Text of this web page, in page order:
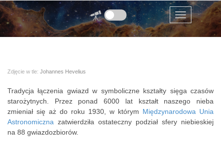
Przejdź do zawartości
Menu
Mity wsród gwiazd
Zdjęcie w tle: Johannes Hevelius
Tradycja łączenia gwiazd w symboliczne kształty sięga czasów
starożytnych. Przez ponad 6000 lat kształt naszego nieba
zmieniał się aż do roku 1930, w którym Międzynarodowa Unia
Astronomiczna zatwierdziła ostateczny podział sfery niebieskiej
na 88 gwiazdozbiorów.